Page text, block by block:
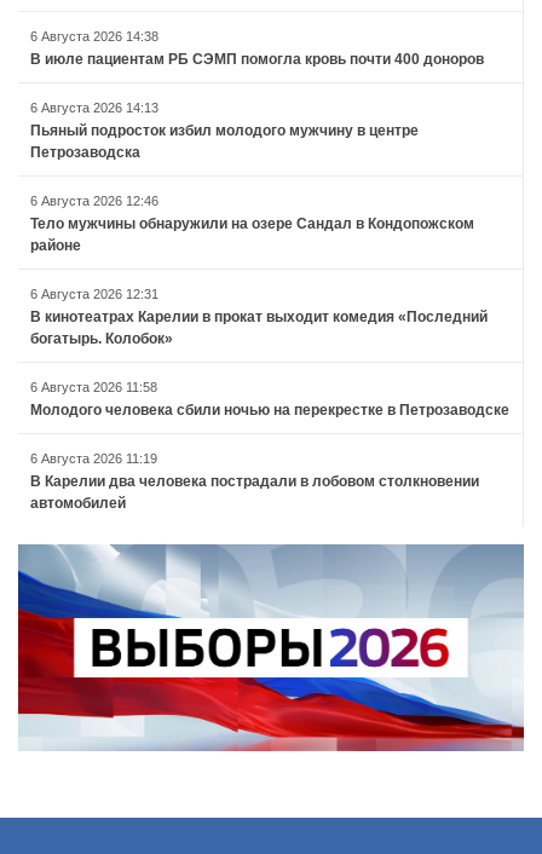
6 Августа 2026 14:38
В июле пациентам РБ СЭМП помогла кровь почти 400 доноров
6 Августа 2026 14:13
Пьяный подросток избил молодого мужчину в центре
Петрозаводска
6 Августа 2026 12:46
Тело мужчины обнаружили на озере Сандал в Кондопожском
районе
6 Августа 2026 12:31
В кинотеатрах Карелии в прокат выходит комедия «Последний
богатырь. Колобок»
6 Августа 2026 11:58
Молодого человека сбили ночью на перекрестке в Петрозаводске
6 Августа 2026 11:19
В Карелии два человека пострадали в лобовом столкновении
автомобилей